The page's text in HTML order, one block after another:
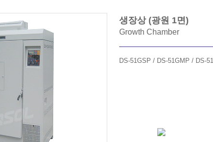
생장상 (광원 1면)
Growth Chamber
DS-51GSP / DS-51GMP / DS-